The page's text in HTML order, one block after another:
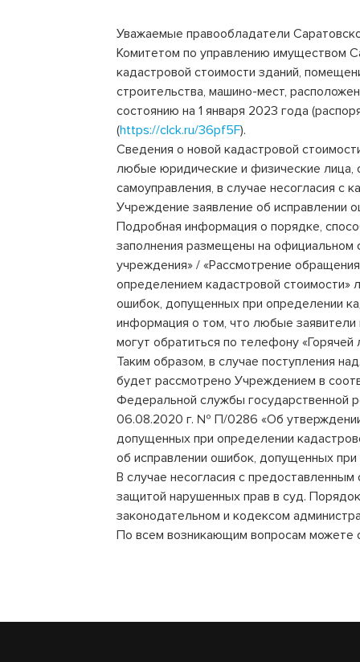
Уважаемые правообладатели
Комитетом по управлению имуществом
кадастровой стоимости зданий,
строительства, машино-мест,
состоянию на 1 января 2023 года
(https://clck.ru/36pf5F).
Сведения о новой кадастровой
любые юридические и физические лица,
самоуправления, в случае несогласия с
Учреждение заявление об исправлении
Подробная информация о порядке,
заполнения размещены на официальном
учреждения» / «Рассмотрение
определением кадастровой стоимости»
ошибок, допущенных при определении
информация о том, что любые
могут обратиться по телефону «Горячей
Таким образом, в случае поступления
будет рассмотрено Учреждением в
Федеральной службы государственной
06.08.2020 г. № П/0286 «Об
допущенных при определении
об исправлении ошибок, допущенных
В случае несогласия с
защитой нарушенных прав в суд.
законодательном и кодексом
По всем возникающим вопросам можете